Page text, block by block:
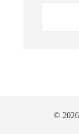
© 2026